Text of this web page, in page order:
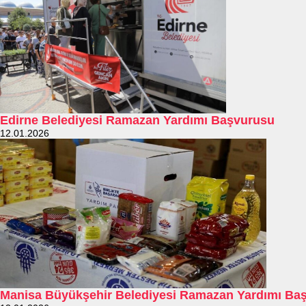
Edirne Belediyesi Ramazan Yardımı Başvurusu
12.01.2026
Manisa Büyükşehir Belediyesi Ramazan Yardımı